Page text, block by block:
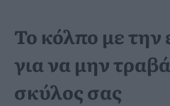
Το κόλπο με
για να μην
σκύλος σας